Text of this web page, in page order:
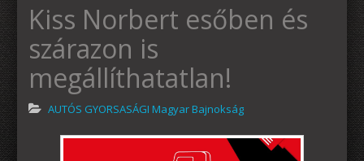
Kiss Norbert esőben és
szárazon is
megállíthatatlan!
AUTÓS GYORSASÁGI Magyar Bajnokság